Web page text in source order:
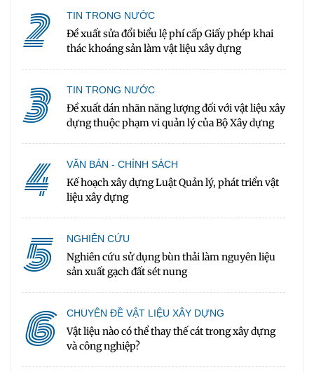
2 TIN TRONG NƯỚC
Đề xuất sửa đổi biểu lệ phí cấp Giấy phép khai
thác khoáng sản làm vật liệu xây dựng
3 TIN TRONG NƯỚC
Đề xuất dán nhãn năng lượng đối với vật liệu xây
dựng thuộc phạm vi quản lý của Bộ Xây dựng
4 VĂN BẢN - CHÍNH SÁCH
Kế hoạch xây dựng Luật Quản lý, phát triển vật
liệu xây dựng
5 NGHIÊN CỨU
Nghiên cứu sử dụng bùn thải làm nguyên liệu
sản xuất gạch đất sét nung
6 CHUYÊN ĐỀ VẬT LIỆU XÂY DỰNG
Vật liệu nào có thể thay thế cát trong xây dựng
và công nghiệp?